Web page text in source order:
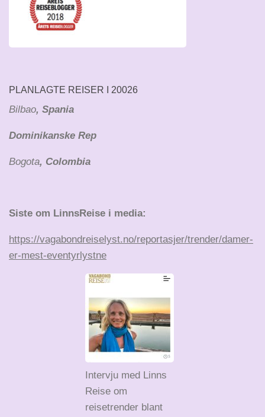
PLANLAGTE REISER I 20026
Bilbao, Spania
Dominikanske Rep
Bogota, Colombia
Siste om LinnsReise i media:
https://vagabondreiselyst.no/reportasjer/trender/damer-
er-mest-eventyrlystne
Intervju med Linns
Reise om
reisetrender blant